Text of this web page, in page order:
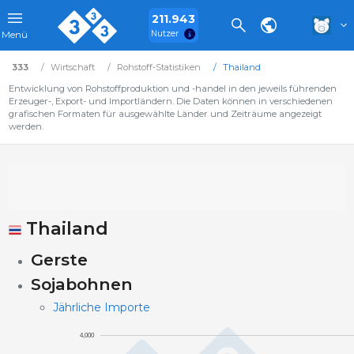
Menü
211.943
Nutzer
333 Wirtschaft Rohstoff-Statistiken
Thailand
Entwicklung von Rohstoffproduktion und -handel in den jeweils führenden
Erzeuger-, Export- und Importländern. Die Daten können in verschiedenen
grafischen Formaten für ausgewählte Länder und Zeiträume angezeigt
werden.
Thailand
Gerste
Sojabohnen
Jährliche Importe
4,000